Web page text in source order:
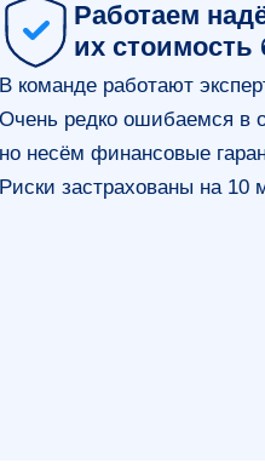
Работаем
их стоимость
В команде работают
Очень редко ошибаемся в
но несём финансовые
Риски застрахованы на 10